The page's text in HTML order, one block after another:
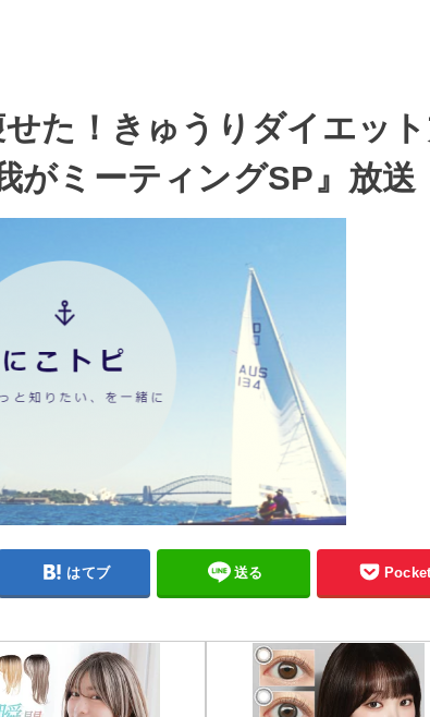
た！きゅうりダイエッ
がミーティングSP』放送
はてブ 送る Pocket